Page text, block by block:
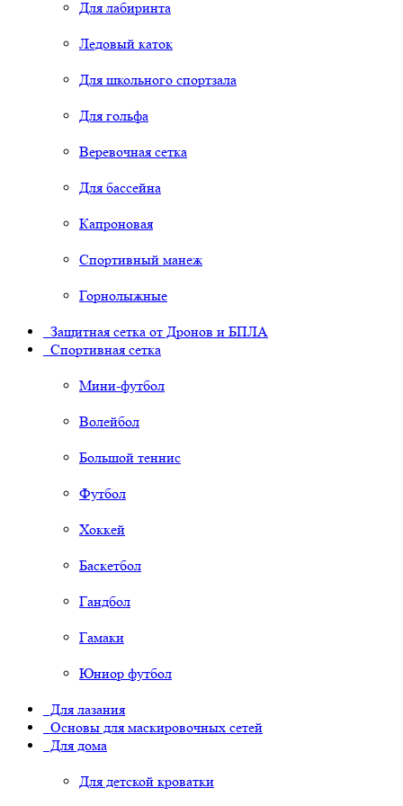
Для лабиринта
Ледовый каток
Для школьного спортзала
Для гольфа
Веревочная сетка
Для бассейна
Капроновая
Спортивный манеж
Горнолыжные
Защитная сетка от Дронов и БПЛА
Спортивная сетка
Мини-футбол
Волейбол
Большой теннис
Футбол
Хоккей
Баскетбол
Гандбол
Гамаки
Юниор футбол
Для лазания
Основы для маскировочных сетей
Для дома
Для детской кроватки